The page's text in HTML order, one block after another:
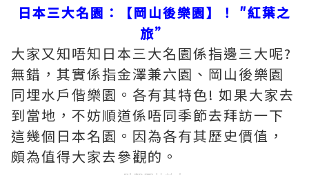
日本三大名園：【岡山後樂園】！ ″紅葉之
旅”
大家又知唔知日本三大名園係指邊三大呢?
無錯，其實係指金澤兼六園、岡山後樂園
同埋水戶偕樂園。各有其特色! 如果大家去
到當地，不妨順道係唔同季節去拜訪一下
這幾個日本名園。因為各有其歷史價值，
頗為值得大家去參觀的。